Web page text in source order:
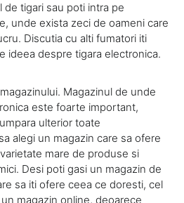
tigari sau poti intra pe
unde exista zeci de oameni care
Discutia cu alti fumatori iti
ideea despre tigara electronica.
Magazinul de unde
este foarte important,
ulterior toate
alegi un magazin care sa ofere
mare de produse si
Desi poti gasi un magazin de
sa iti ofere ceea ce doresti, cel
magazin online, deoarece